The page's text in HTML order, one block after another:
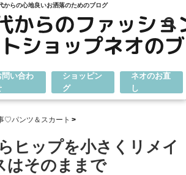
からの心地良いお洒落のためのブログ
問い合わ
ショッピン
グ
ネオのお直
し
♡パンツ＆スカート
ヒップを小さくリメイ
はそのままで